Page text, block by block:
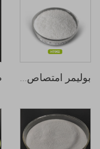
بوليمر امتصاص مياه خارق بوتاسيوم بولي أكريلات